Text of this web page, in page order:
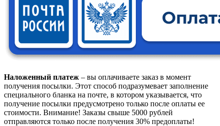
Наложенный платеж – вы оплачиваете заказ в момент
получения посылки. Этот способ подразумевает заполнение
специального бланка на почте, в котором указывается, что
получение посылки предусмотрено только после оплаты ее
стоимости. Внимание! Заказы свыше 5000 рублей
отправляются только после получения 30% предоплаты!